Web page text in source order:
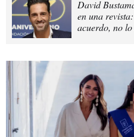
David
en una
acuerdo, no